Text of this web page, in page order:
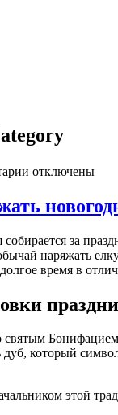
отключены
за
наряжать
время в
который
этой